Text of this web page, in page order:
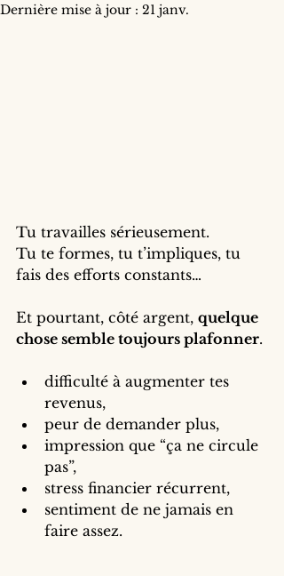
Dernière mise à jour : 21 janv.
Tu travailles sérieusement.
Tu te formes, tu t’impliques, tu
fais des efforts constants…
Et pourtant, côté argent, quelque
chose semble toujours plafonner.
difficulté à augmenter tes
revenus,
peur de demander plus,
impression que “ça ne circule
pas”,
stress financier récurrent,
sentiment de ne jamais en
faire assez.